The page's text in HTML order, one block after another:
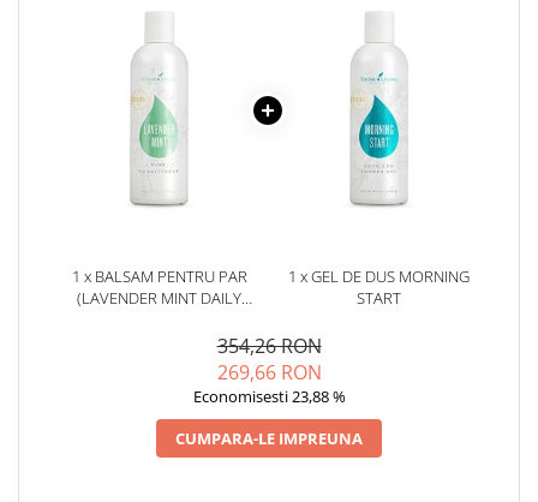
1 x BALSAM PENTRU PAR
(LAVENDER MINT DAILY
1 x GEL DE DUS MORNING
START
354,26 RON
269,66 RON
Economisesti 23,88 %
CUMPARA-LE IMPREUNA